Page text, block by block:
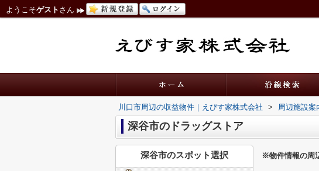
ようこそゲスト さん
川口市周辺の収益物件｜えびす家株式会社 > 周辺施設案
深谷市のドラッグストア
※物件情報の周
深谷市のスポット選択